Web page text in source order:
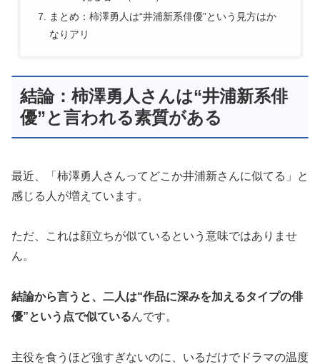
まとめ：柿澤勇人は“井浦新系俳優”という見方はか
なりアリ
結論：柿澤勇人さんは“井浦新系俳
優”と言われる素質がある
最近、「柿澤勇人さんってどこか井浦新さんに似てる」と
感じる人が増えています。
ただ、これは顔立ちが似ているという意味ではありませ
ん。
結論から言うと、二人は“作品に深みを加えるタイプの俳
優”という点で似ているんです。
主役を食うほど強すぎないのに、いるだけでドラマの温度